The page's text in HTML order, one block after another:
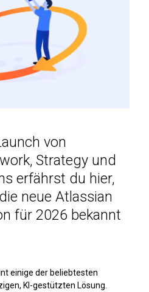
von
Strategy und
erfährst du hier,
neue Atlassian
für 2026 bekannt
einige der beliebtesten
KI-gestützten Lösung.